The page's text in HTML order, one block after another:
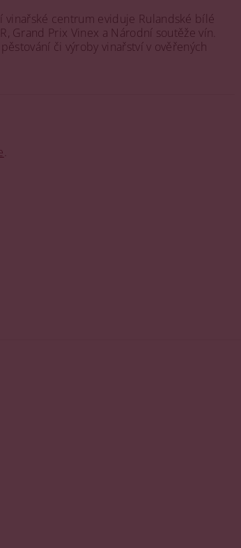
centrum eviduje Rulandské bílé
Grand Prix Vinex a Národní soutěže vín.
či výroby vinařství v ověřených